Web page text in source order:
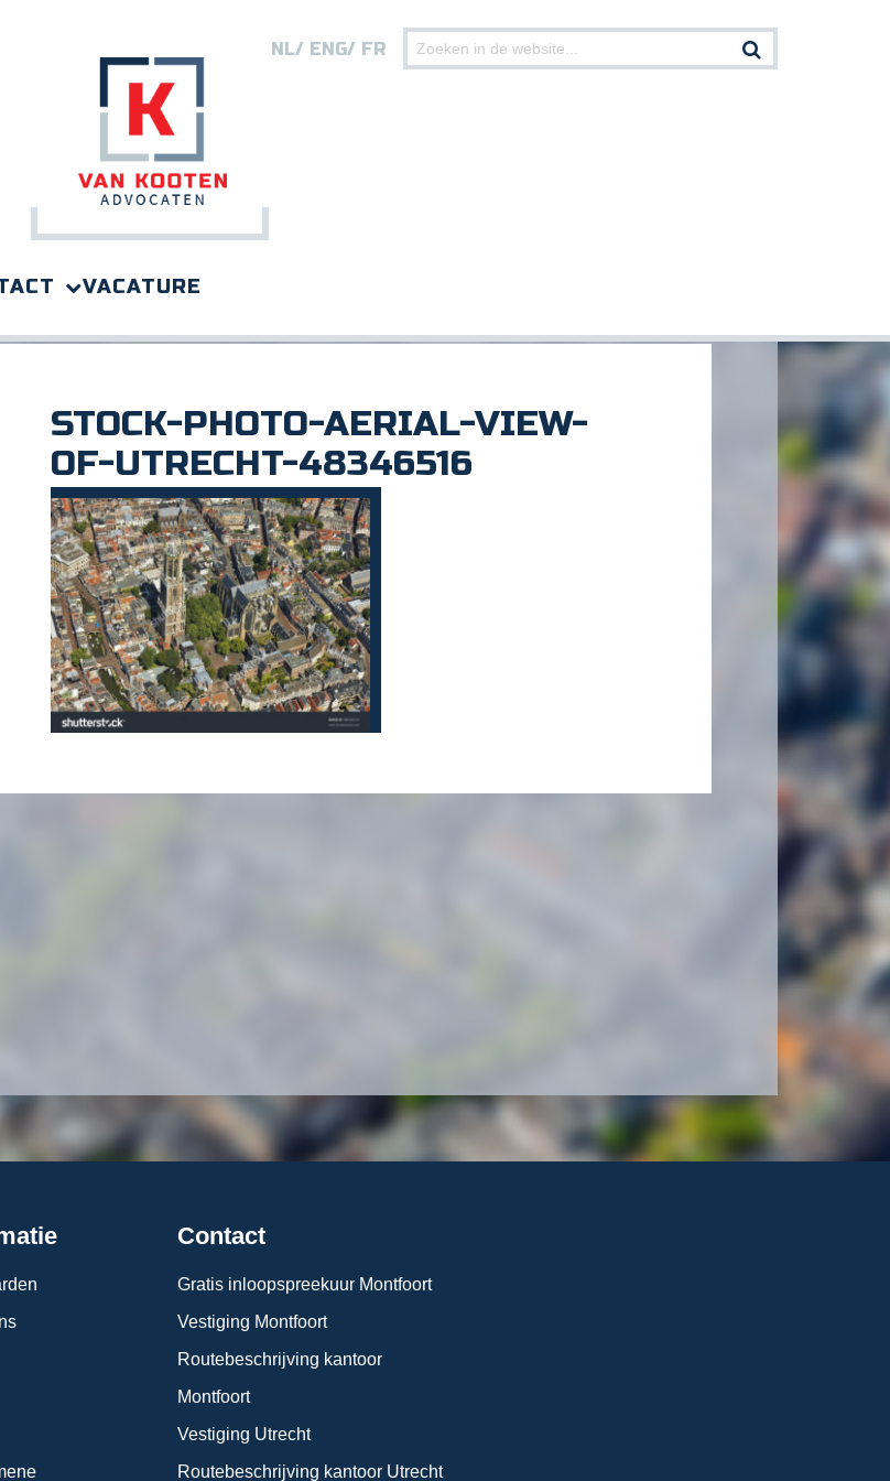
VACATURE
NL ENG FR
STOCK-PHOTO-AERIAL-VIEW-
OF-UTRECHT-48346516
Contact
Gratis inloopspreekuur Montfoort
Vestiging Montfoort
Routebeschrijving kantoor
Montfoort
Vestiging Utrecht
Routebeschrijving kantoor Utrecht